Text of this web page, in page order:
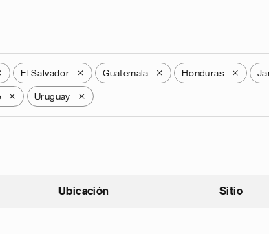
El Salvador X Guatemala X Honduras X
X Uruguay X
Ubicación Sitio